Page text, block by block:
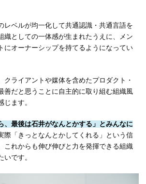
レベルが均一化して共通認識・共通言語を
織としての一体感が生まれたうえに、メン
にオーナーシップを持てるようになってい
クライアントや媒体を含めたプロダクト・
善だと思うことに自主的に取り組む組織風
じます。
、最後は石井がなんとかする」とみんなに
際「きっとなんとかしてくれる」という信
これからも伸び伸びと力を発揮できる組織
いです。